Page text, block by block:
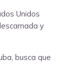
Unidos
y
busca que